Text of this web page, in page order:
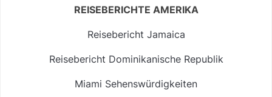
REISEBERICHTE AMERIKA
Reisebericht Jamaica
Reisebericht Dominikanische Republik
Miami Sehenswürdigkeiten